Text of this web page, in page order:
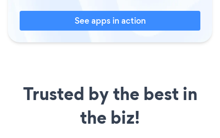
See apps in action
Trusted by the best in
the biz!